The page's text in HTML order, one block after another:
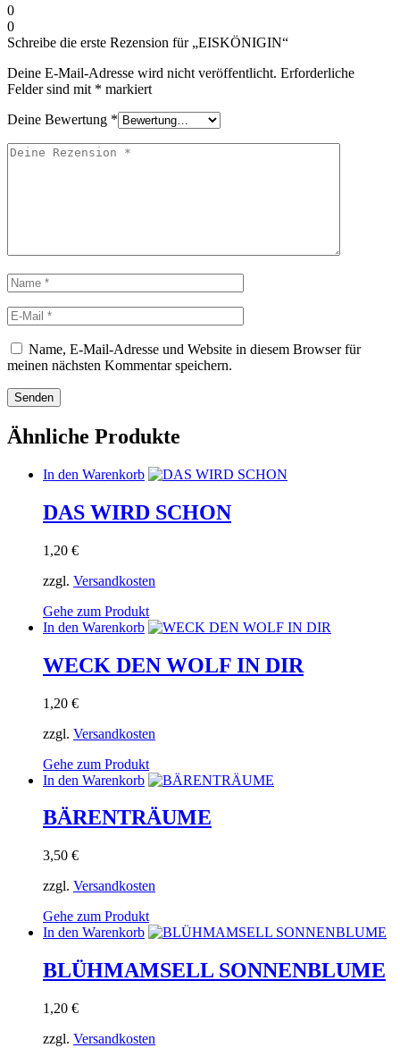
0
0
Schreibe die erste Rezension für „EISKÖNIGIN“
Deine E-Mail-Adresse wird nicht veröffentlicht. Erforderliche
Felder sind mit * markiert
Deine Bewertung *
Deine
Name
E-
Mail
Name, E-Mail-Adresse und Website in diesem Browser für
meinen nächsten Kommentar speichern.
Ähnliche Produkte
In den Warenkorb
DAS WIRD SCHON
1,20 €
zzgl. Versandkosten
Gehe zum Produkt
In den Warenkorb
WECK DEN WOLF IN DIR
1,20 €
zzgl. Versandkosten
Gehe zum Produkt
In den Warenkorb
BÄRENTRÄUME
3,50 €
zzgl. Versandkosten
Gehe zum Produkt
In den Warenkorb
BLÜHMAMSELL SONNENBLUME
1,20 €
zzgl. Versandkosten